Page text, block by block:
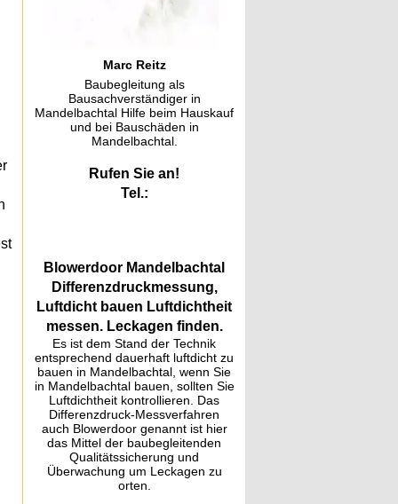
Marc Reitz
Baubegleitung als
Bausachverständiger in
Mandelbachtal Hilfe beim Hauskauf
und bei Bauschäden in
Mandelbachtal.
Rufen Sie an!
Tel.:
Blowerdoor Mandelbachtal
Differenzdruckmessung,
Luftdicht bauen Luftdichtheit
messen. Leckagen finden.
Es ist dem Stand der Technik
entsprechend dauerhaft luftdicht zu
bauen in Mandelbachtal, wenn Sie
in Mandelbachtal bauen, sollten Sie
Luftdichtheit kontrollieren. Das
Differenzdruck-Messverfahren
auch Blowerdoor genannt ist hier
das Mittel der baubegleitenden
Qualitätssicherung und
Überwachung um Leckagen zu
orten.